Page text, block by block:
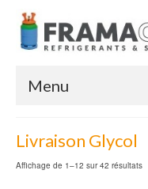
Menu
Livraison Glycol
Affichage de 1–12 sur 42 résultats